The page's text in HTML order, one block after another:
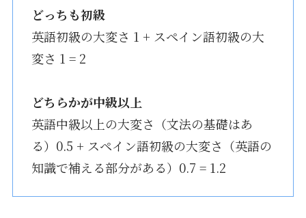
どっちも初級
英語初級の大変さ 1 + スペイン語初級の大
変さ 1 = 2
どちらかが中級以上
英語中級以上の大変さ（文法の基礎はあ
る）0.5 + スペイン語初級の大変さ（英語の
知識で補える部分がある）0.7 = 1.2